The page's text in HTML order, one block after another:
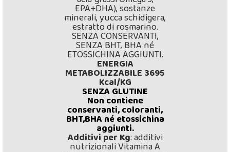
EPA+DHA), sostanze
minerali, yucca schidigera,
estratto di rosmarino.
SENZA CONSERVANTI,
SENZA BHT, BHA né
ETOSSICHINA AGGIUNTI.
ENERGIA
METABOLIZZABILE 3695
Kcal/KG
SENZA GLUTINE
Non contiene
conservanti, coloranti,
BHT,BHA né etossichina
aggiunti.
Additivi per Kg: additivi
nutrizionali Vitamina A